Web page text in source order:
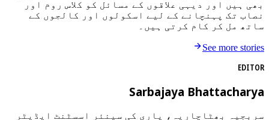
بھی ہیں اور دیہی علاقوں کے مسائل کو کلاس روم اور
نصاب تک پہنچانے کے لیے اسکولوں اور کالجوں کے
ساتھ مل کر کام کرتی ہیں۔
See more stories
EDITOR
Sarbajaya Bhattacharya
سربجیہ بھٹاچاریہ، پاری کی سینئر اسسٹنٹ ایڈیٹر